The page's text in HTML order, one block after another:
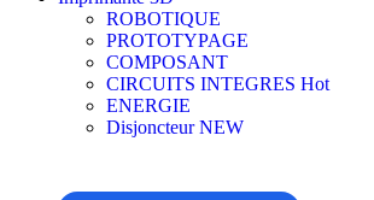
ROBOTIQUE
PROTOTYPAGE
COMPOSANT
CIRCUITS INTEGRES Hot
ENERGIE
DisjoncteurNEW